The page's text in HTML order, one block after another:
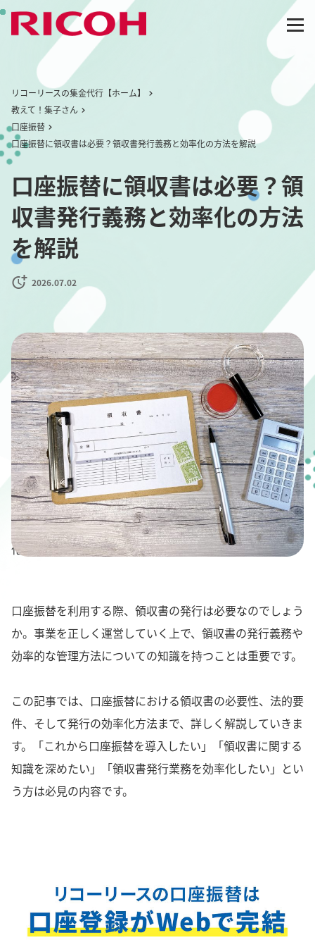
リコーリースの集金代行【ホーム】
教えて！集子さん
口座振替
口座振替に領収書は必要？領収書発行義務と効率化の方法を解説
口座振替に領収書は必要？領
収書発行義務と効率化の方法
を解説
2026.07.02
" alt="口座振替に領収書は必要？領収書発行義務と効率
化の方法を解説">
口座振替を利用する際、領収書の発行は必要なのでしょう
か。事業を正しく運営していく上で、領収書の発行義務や
効率的な管理方法についての知識を持つことは重要です。
この記事では、口座振替における領収書の必要性、法的要
件、そして発行の効率化方法まで、詳しく解説していきま
す。「これから口座振替を導入したい」「領収書に関する
知識を深めたい」「領収書発行業務を効率化したい」とい
う方は必見の内容です。